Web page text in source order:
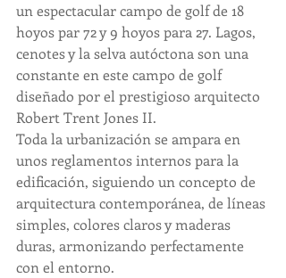
un espectacular campo de golf de 18
hoyos par 72 y 9 hoyos para 27. Lagos,
cenotes y la selva autóctona son una
constante en este campo de golf
diseñado por el prestigioso arquitecto
Robert Trent Jones II.
Toda la urbanización se ampara en
unos reglamentos internos para la
edificación, siguiendo un concepto de
arquitectura contemporánea, de líneas
simples, colores claros y maderas
duras, armonizando perfectamente
con el entorno.